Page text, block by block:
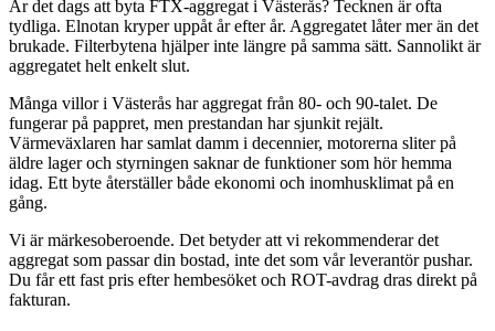
Är det dags att byta FTX-aggregat i Västerås? Tecknen är ofta
tydliga. Elnotan kryper uppåt år efter år. Aggregatet låter mer än det
brukade. Filterbytena hjälper inte längre på samma sätt. Sannolikt är
aggregatet helt enkelt slut.
Många villor i Västerås har aggregat från 80- och 90-talet. De
fungerar på pappret, men prestandan har sjunkit rejält.
Värmeväxlaren har samlat damm i decennier, motorerna sliter på
äldre lager och styrningen saknar de funktioner som hör hemma
idag. Ett byte återställer både ekonomi och inomhusklimat på en
gång.
Vi är märkesoberoende. Det betyder att vi rekommenderar det
aggregat som passar din bostad, inte det som vår leverantör pushar.
Du får ett fast pris efter hembesöket och ROT-avdrag dras direkt på
fakturan.